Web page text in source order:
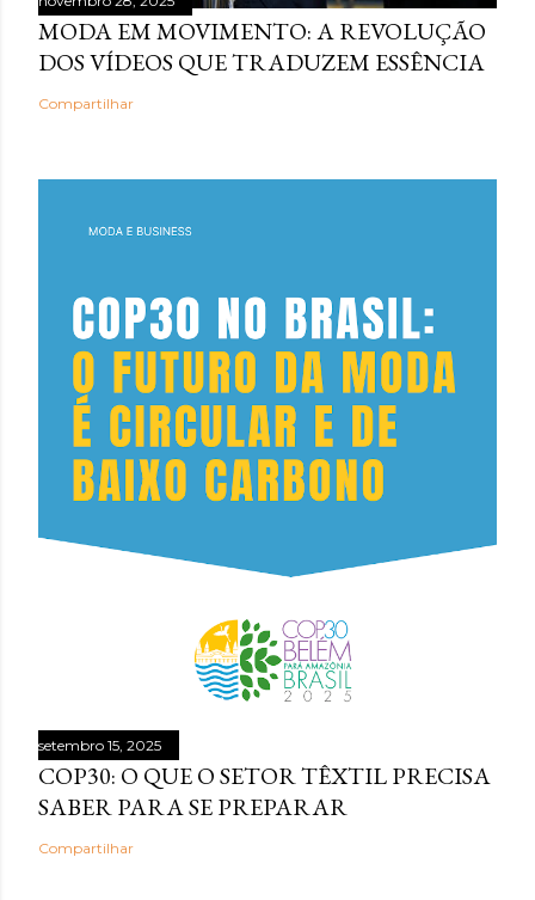
MODA EM MOVIMENTO: A REVOLUÇÃO
DOS VÍDEOS QUE TRADUZEM ESSÊNCIA
Compartilhar
setembro 15, 2025
COP30: O QUE O SETOR TÊXTIL PRECISA
SABER PARA SE PREPARAR
Compartilhar